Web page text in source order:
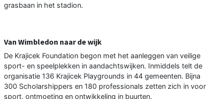
grasbaan in het stadion.
Van Wimbledon naar de wijk
De Krajicek Foundation begon met het aanleggen van veilige
sport- en speelplekken in aandachtswijken. Inmiddels telt de
organisatie 136 Krajicek Playgrounds in 44 gemeenten. Bijna
300 Scholarshippers en 180 professionals zetten zich in voor
sport, ontmoeting en ontwikkeling in buurten.